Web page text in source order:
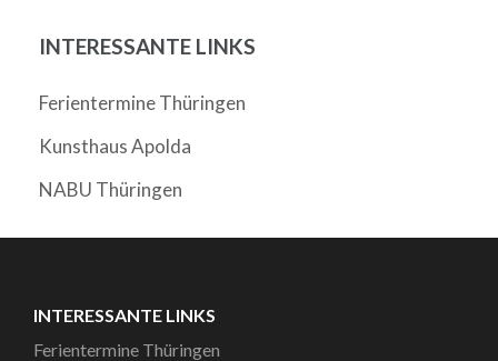
INTERESSANTE LINKS
Ferientermine Thüringen
Kunsthaus Apolda
NABU Thüringen
INTERESSANTE LINKS
Ferientermine Thüringen